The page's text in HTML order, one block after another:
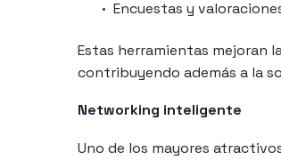
Encuestas y
Estas herramientas mejoran
contribuyendo además a la
Networking inteligente
Uno de los mayores